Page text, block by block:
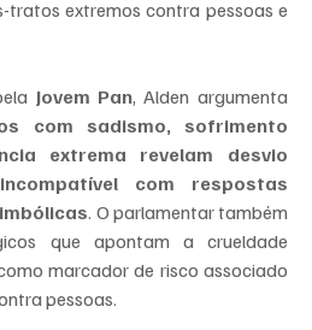
tratos extremos contra pessoas e
Jovem Pan, Alden argumenta
com sadismo, sofrimento
extrema revelam desvio
com respostas
. O parlamentar também
que apontam a crueldade
marcador de risco associado
pessoas.